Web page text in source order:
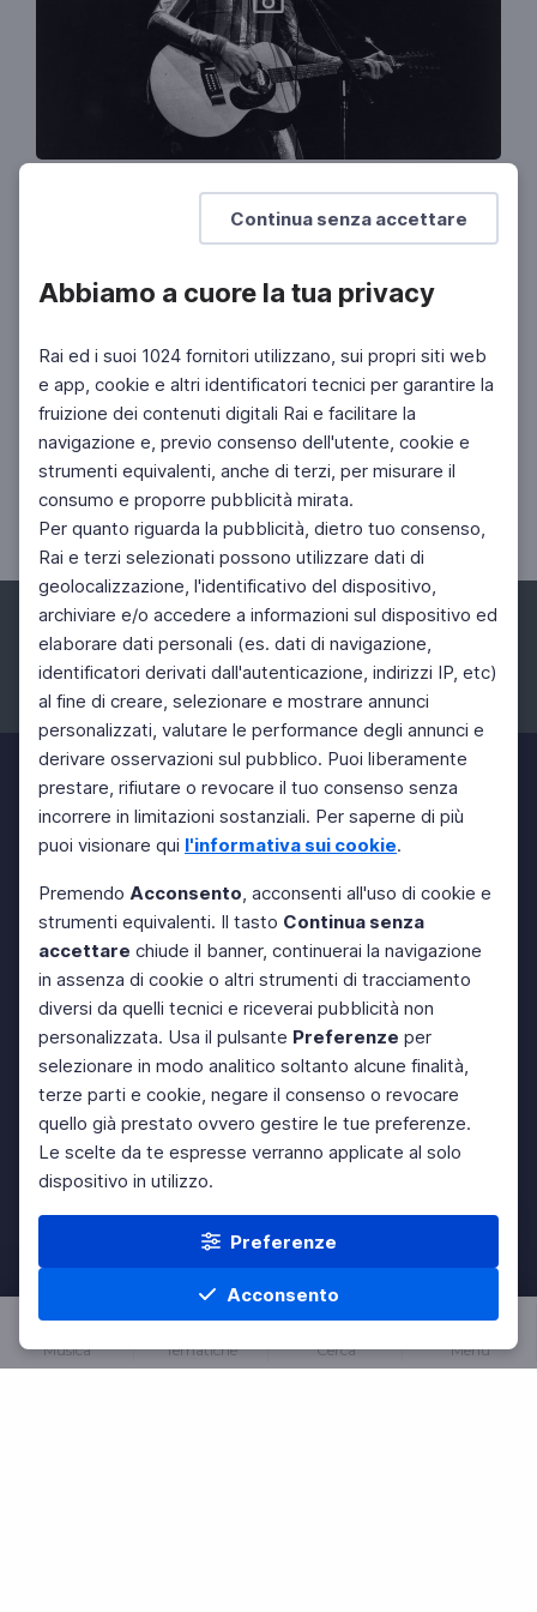
Continua senza accettare
Abbiamo a cuore la tua privacy
Rai ed i suoi 1024 fornitori utilizzano, sui propri siti web
e app, cookie e altri identificatori tecnici per garantire la
fruizione dei contenuti digitali Rai e facilitare la
navigazione e, previo consenso dell'utente, cookie e
strumenti equivalenti, anche di terzi, per misurare il
consumo e proporre pubblicità mirata.
Per quanto riguarda la pubblicità, dietro tuo consenso,
Rai e terzi selezionati possono utilizzare dati di
geolocalizzazione, l'identificativo del dispositivo,
archiviare e/o accedere a informazioni sul dispositivo ed
elaborare dati personali (es. dati di navigazione,
identificatori derivati dall'autenticazione, indirizzi IP, etc)
al fine di creare, selezionare e mostrare annunci
personalizzati, valutare le performance degli annunci e
derivare osservazioni sul pubblico. Puoi liberamente
prestare, rifiutare o revocare il tuo consenso senza
incorrere in limitazioni sostanziali. Per saperne di più
puoi visionare qui l'informativa sui cookie.
Premendo Acconsento, acconsenti all'uso di cookie e
strumenti equivalenti. Il tasto Continua senza
accettare chiude il banner, continuerai la navigazione
in assenza di cookie o altri strumenti di tracciamento
diversi da quelli tecnici e riceverai pubblicità non
personalizzata. Usa il pulsante Preferenze per
selezionare in modo analitico soltanto alcune finalità,
terze parti e cookie, negare il consenso o revocare
quello già prestato ovvero gestire le tue preferenze.
Le scelte da te espresse verranno applicate al solo
dispositivo in utilizzo.
Preferenze
Acconsento
Musica Tematiche Cerca Menu
10 tappe nella vita del Duca Bianco
MUSICA
Gianluigi Ricuperati racconta la sua peculiare
biografia
MUSICA
The sacred triangle
David Bowie, Iggy Pop e Lou Reed 1971 – 1973
Facebook Instagram Twitter